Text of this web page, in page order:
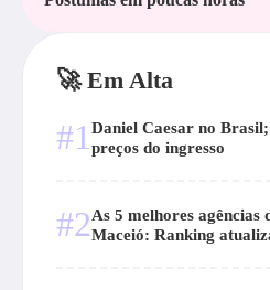
🚀 Em Alta
#1 Daniel Caesar no
preços do ingresso
#2As 5 melhores agências
Maceió: Ranking